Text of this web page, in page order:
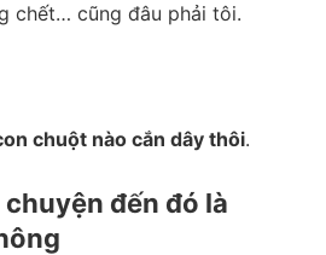
chết… cũng đâu phải tôi.
chuột nào cắn dây thôi.
đến đó là